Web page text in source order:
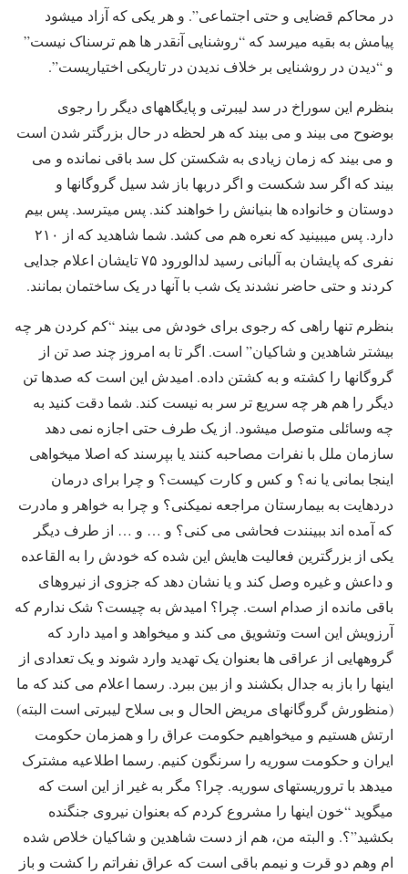
در محاکم قضایی و حتی اجتماعی”. و هر یکی که آزاد میشود
پیامش به بقیه میرسد که “روشنایی آنقدر ها هم ترسناک نیست”
و “دیدن در روشنایی بر خلاف ندیدن در تاریکی اختیاریست”.
بنظرم این سوراخ در سد لیبرتی و پایگاههای دیگر را رجوی
بوضوح می بیند و می بیند که هر لحظه در حال بزرگتر شدن است
و می بیند که زمان زیادی به شکستن کل سد باقی نمانده و می
بیند که اگر سد شکست و اگر دربها باز شد سیل گروگانها و
دوستان و خانواده ها بنیانش را خواهند کند. پس میترسد. پس بیم
دارد. پس میبینید که نعره هم می کشد. شما شاهدید که از ۲۱۰
نفری که پایشان به آلبانی رسید لدالورود ۷۵ تایشان اعلام جدایی
کردند و حتی حاضر نشدند یک شب با آنها در یک ساختمان بمانند.
بنظرم تنها راهی که رجوی برای خودش می بیند “کم کردن هر چه
بیشتر شاهدین و شاکیان” است. اگر تا به امروز چند صد تن از
گروگانها را کشته و به کشتن داده. امیدش این است که صدها تن
دیگر را هم هر چه سریع تر سر به نیست کند. شما دقت کنید به
چه وسائلی متوصل میشود. از یک طرف حتی اجازه نمی دهد
سازمان ملل با نفرات مصاحبه کنند یا بپرسند که اصلا میخواهی
اینجا بمانی یا نه؟ و کس و کارت کیست؟ و چرا برای درمان
دردهایت به بیمارستان مراجعه نمیکنی؟ و چرا به خواهر و مادرت
که آمده اند ببینندت فحاشی می کنی؟ و … و … از طرف دیگر
یکی از بزرگترین فعالیت هایش این شده که خودش را به القاعده
و داعش و غیره وصل کند و یا نشان دهد که جزوی از نیروهای
باقی مانده از صدام است. چرا؟ امیدش به چیست؟ شک ندارم که
آرزویش این است وتشویق می کند و میخواهد و امید دارد که
گروههایی از عراقی ها بعنوان یک تهدید وارد شوند و یک تعدادی از
اینها را باز به جدال بکشند و از بین ببرد. رسما اعلام می کند که ما
(منظورش گروگانهای مریض الحال و بی سلاح لیبرتی است البته)
ارتش هستیم و میخواهیم حکومت عراق را و همزمان حکومت
ایران و حکومت سوریه را سرنگون کنیم. رسما اطلاعیه مشترک
میدهد با تروریستهای سوریه. چرا؟ مگر به غیر از این است که
میگوید “خون اینها را مشروع کردم که بعنوان نیروی جنگنده
بکشید”؟. و البته من، هم از دست شاهدین و شاکیان خلاص شده
ام وهم دو قرت و نیمم باقی است که عراق نفراتم را کشت و باز